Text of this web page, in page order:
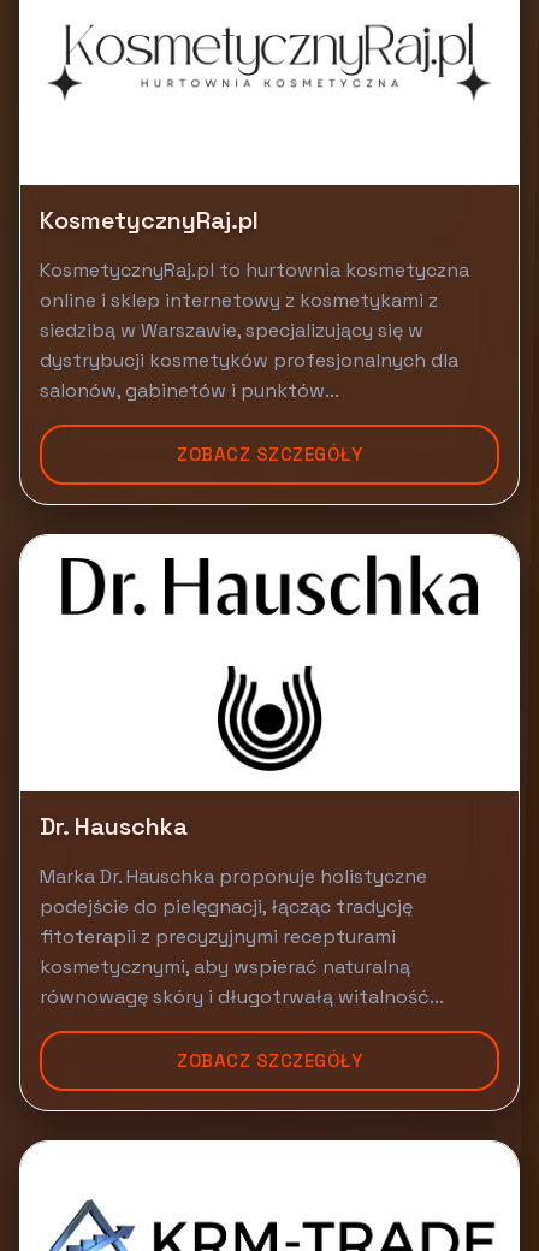
KosmetycznyRaj.pl
KosmetycznyRaj.pl to hurtownia kosmetyczna
online i sklep internetowy z kosmetykami z
siedzibą w Warszawie, specjalizujący się w
dystrybucji kosmetyków profesjonalnych dla
salonów, gabinetów i punktów...
ZOBACZ SZCZEGÓŁY
Dr. Hauschka
Marka Dr. Hauschka proponuje holistyczne
podejście do pielęgnacji, łącząc tradycję
fitoterapii z precyzyjnymi recepturami
kosmetycznymi, aby wspierać naturalną
równowagę skóry i długotrwałą witalność...
ZOBACZ SZCZEGÓŁY